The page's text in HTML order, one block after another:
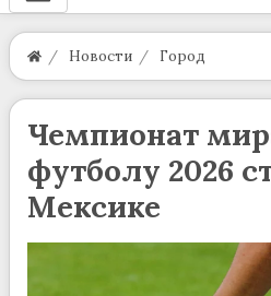
Новости Город
Чемпионат
футболу 2026
Мексике